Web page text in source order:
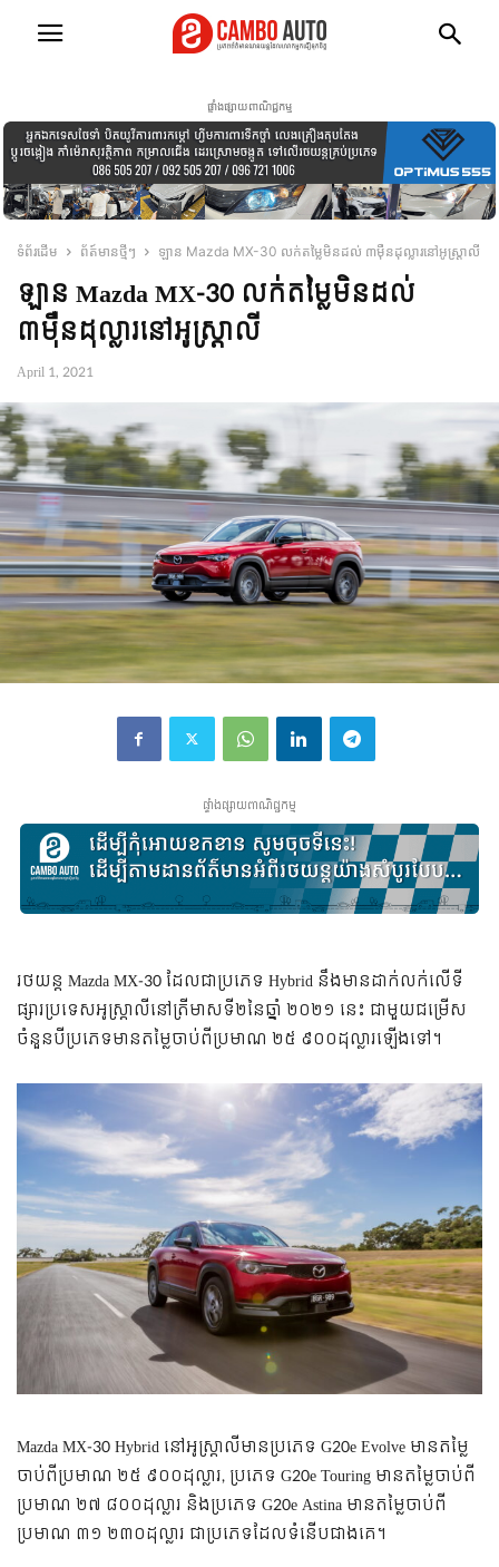
ផ្ទាំងផ្សាយពាណិជ្ជកម្ម
ទំព័រដើម ព័ត៍មានថ្មីៗ ឡាន Mazda MX-30 លក់តម្លៃមិនដល់ ៣ម៉ឺនដុល្លារនៅអូស្ត្រាលី
ឡាន Mazda MX-30 លក់តម្លៃមិនដល់
៣ម៉ឺនដុល្លារនៅអូស្ត្រាលី
April 1, 2021
ផ្ទាំងផ្សាយពាណិជ្ជកម្ម
រថយន្ត Mazda MX-30 ដែលជាប្រភេទ Hybrid នឹងមានដាក់លក់លើទី
ផ្សារប្រទេសអូស្ត្រាលីនៅត្រីមាសទី២នៃឆ្នាំ ២០២១ នេះ ជាមួយជម្រើស
ចំនួនបីប្រភេទមានតម្លៃចាប់ពីប្រមាណ ២៥ ៩០០ដុល្លារឡើងទៅ។
Mazda MX-30 Hybrid នៅអូស្ត្រាលីមានប្រភេទ G20e Evolve មានតម្លៃ
ចាប់ពីប្រមាណ ២៥ ៩០០ដុល្លារ, ប្រភេទ G20e Touring មានតម្លៃចាប់ពី
ប្រមាណ ២៧ ៨០០ដុល្លារ និងប្រភេទ G20e Astina មានតម្លៃចាប់ពី
ប្រមាណ ៣១ ២៣០ដុល្លារ ជាប្រភេទដែលទំនើបជាងគេ។